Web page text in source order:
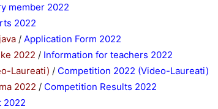
member 2022
2022
/ Application Form 2022
2022 / Information for teachers 2022
Laureati) / Competition 2022 (Video-Laureati)
2022 / Competition Results 2022
2022